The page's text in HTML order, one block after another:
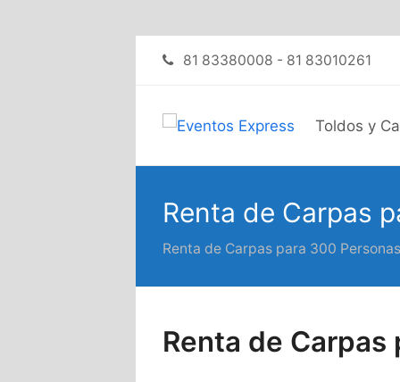
81 83380008 - 81 83010261
Toldos y
Renta de Carpas
Renta de Carpas para 300 Personas
Renta de